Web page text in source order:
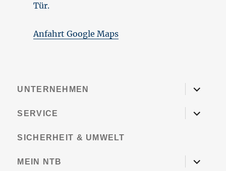
Tür.
Anfahrt Google Maps
UNTERNEHMEN
öffnen
SERVICE
öffnen
SICHERHEIT & UMWELT
MEIN NTB
öffnen